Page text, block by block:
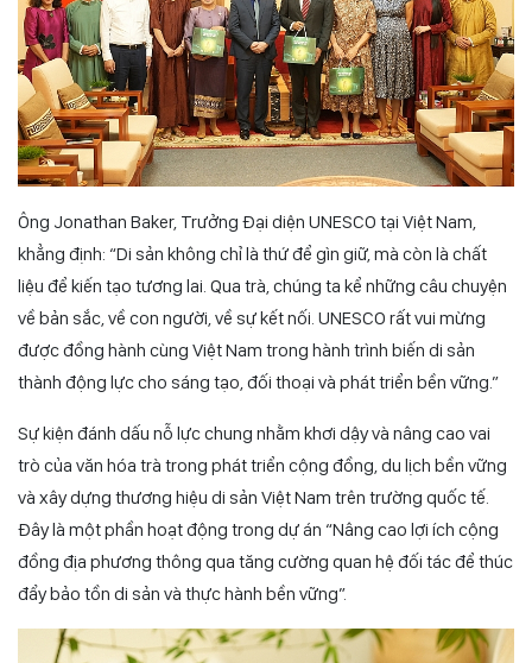
Ông Jonathan Baker, Trưởng Đại diện UNESCO tại Việt Nam,
khẳng định: “Di sản không chỉ là thứ để gìn giữ, mà còn là chất
liệu để kiến tạo tương lai. Qua trà, chúng ta kể những câu chuyện
về bản sắc, về con người, về sự kết nối. UNESCO rất vui mừng
được đồng hành cùng Việt Nam trong hành trình biến di sản
thành động lực cho sáng tạo, đối thoại và phát triển bền vững.”
Sự kiện đánh dấu nỗ lực chung nhằm khơi dậy và nâng cao vai
trò của văn hóa trà trong phát triển cộng đồng, du lịch bền vững
và xây dựng thương hiệu di sản Việt Nam trên trường quốc tế.
Đây là một phần hoạt động trong dự án “Nâng cao lợi ích cộng
đồng địa phương thông qua tăng cường quan hệ đối tác để thúc
đẩy bảo tồn di sản và thực hành bền vững”.